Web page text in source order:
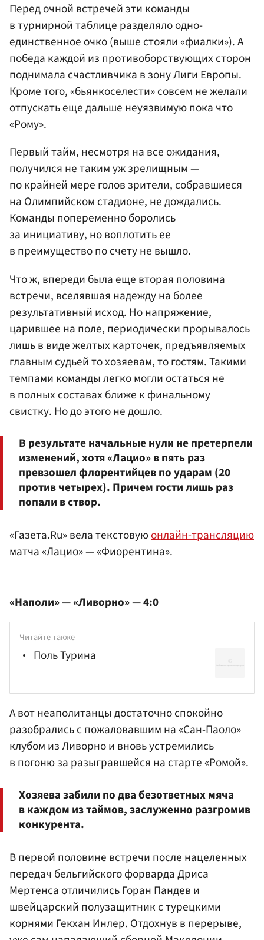
Перед очной встречей эти команды
в турнирной таблице разделяло одно-
единственное очко (выше стояли «фиалки»). А
победа каждой из противоборствующих сторон
поднимала счастливчика в зону Лиги Европы.
Кроме того, «бьянкоселести» совсем не желали
отпускать еще дальше неуязвимую пока что
«Рому».
Первый тайм, несмотря на все ожидания,
получился не таким уж зрелищным —
по крайней мере голов зрители, собравшиеся
на Олимпийском стадионе, не дождались.
Команды попеременно боролись
за инициативу, но воплотить ее
в преимущество по счету не вышло.
Что ж, впереди была еще вторая половина
встречи, вселявшая надежду на более
результативный исход. Но напряжение,
царившее на поле, периодически прорывалось
лишь в виде желтых карточек, предъявляемых
главным судьей то хозяевам, то гостям. Такими
темпами команды легко могли остаться не
в полных составах ближе к финальному
свистку. Но до этого не дошло.
В результате начальные нули не претерпели
изменений, хотя «Лацио» в пять раз
превзошел флорентийцев по ударам (20
против четырех). Причем гости лишь раз
попали в створ.
«Газета.Ru» вела текстовуюонлайн-трансляцию
матча «Лацио» — «Фиорентина».
«Наполи» — «Ливорно» — 4:0
Читайте также
Поль Турина
А вот неаполитанцы достаточно спокойно
разобрались с пожаловавшим на «Сан-Паоло»
клубом из Ливорно и вновь устремились
в погоню за разыгравшейся на старте «Ромой».
Хозяева забили по два безответных мяча
в каждом из таймов, заслуженно разгромив
конкурента.
В первой половине встречи после нацеленных
передач бельгийского форварда Дриса
Мертенса отличилисьГоран Пандеви
швейцарский полузащитник с турецкими
корнямиГекхан Инлер. Отдохнув в перерыве,